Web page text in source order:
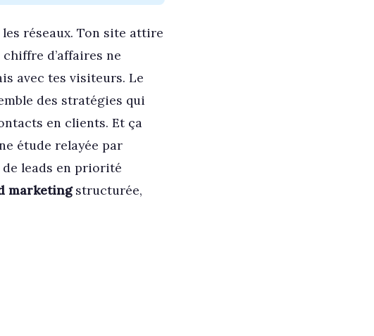
réseaux. Ton site attire
d’affaires ne
avec tes visiteurs. Le
des stratégies qui
en clients. Et ça
étude relayée par
leads en priorité
marketingstructurée,